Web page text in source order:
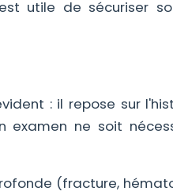
utile de sécuriser
: il repose sur
examen ne soit
(fracture,